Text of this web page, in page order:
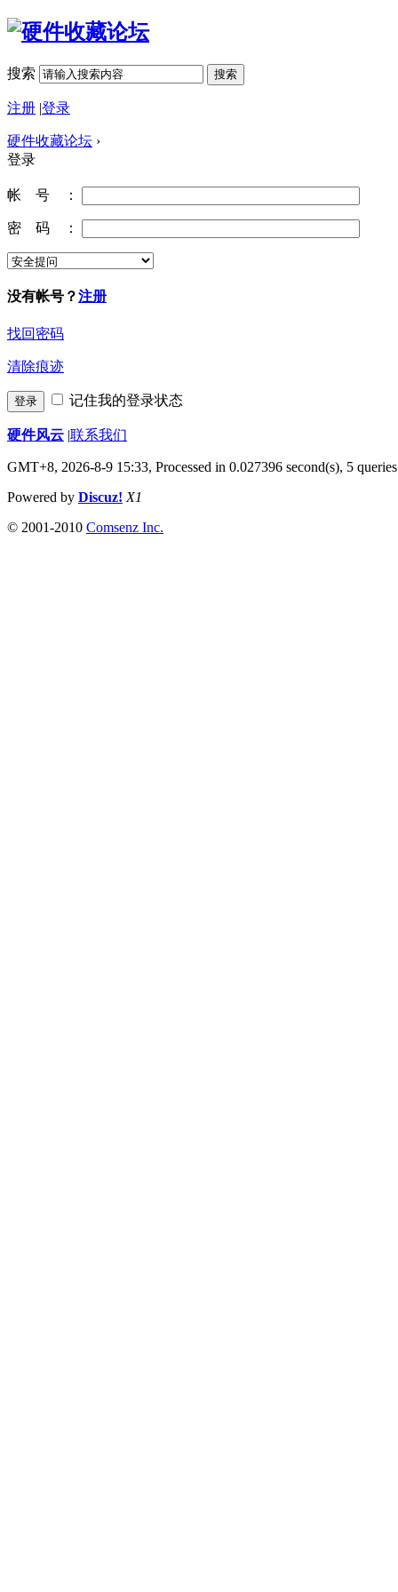
搜索 搜索
注册 |登录
硬件收藏论坛 ›
登录
帐 号 ：
密 码 ：
没有帐号？注册
找回密码
清除痕迹
登录 记住我的登录状态
硬件风云 |联系我们
GMT+8, 2026-8-9 15:33, Processed in 0.027396 second(s), 5 queries
Powered by Discuz! X1
© 2001-2010 Comsenz Inc.